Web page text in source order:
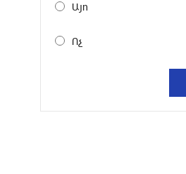
Оппозиция
мандатов и
эффект: Нарек
Այո
Ոչ